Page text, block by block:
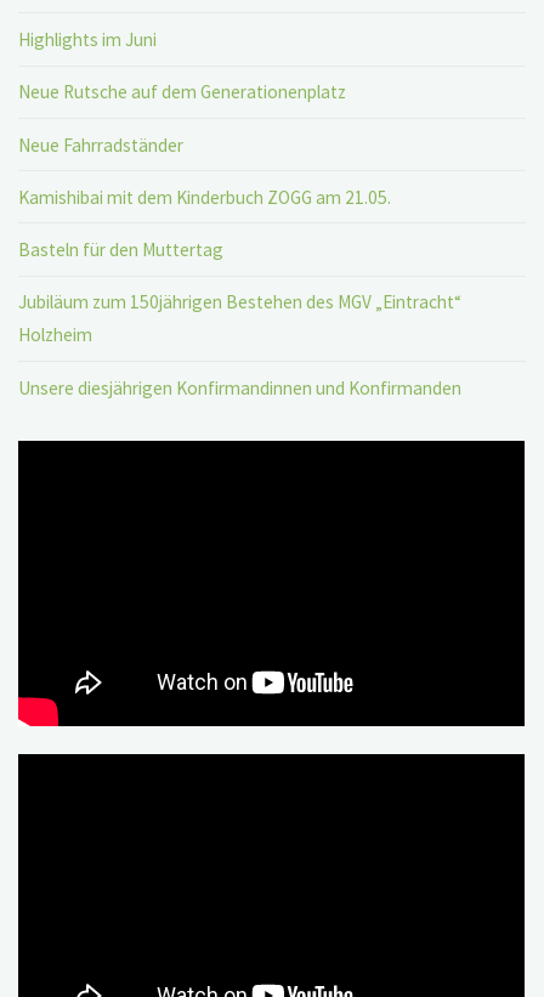
Highlights im Juni
Neue Rutsche auf dem Generationenplatz
Neue Fahrradständer
Kamishibai mit dem Kinderbuch ZOGG am 21.05.
Basteln für den Muttertag
Jubiläum zum 150jährigen Bestehen des MGV „Eintracht“
Holzheim
Unsere diesjährigen Konfirmandinnen und Konfirmanden